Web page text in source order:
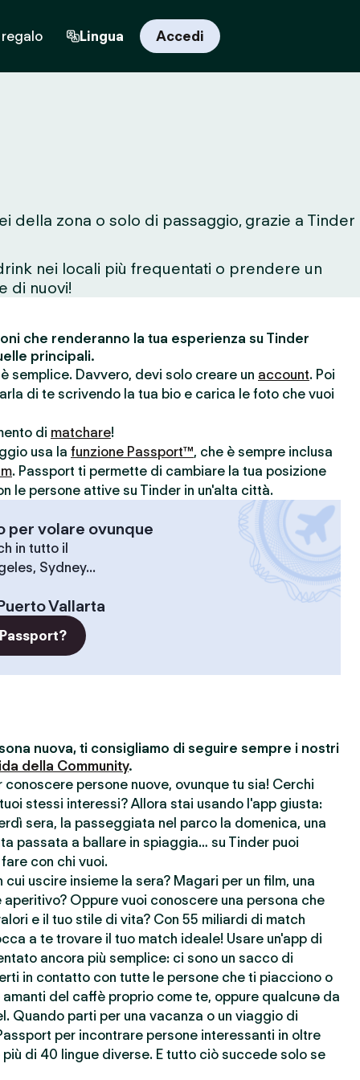
Lingua Accedi
della zona o solo di passaggio, grazie a Tinder
nei locali più frequentati o prendere un
di nuovi!
che renderanno la tua esperienza su Tinder
principali.
semplice. Davvero, devi solo creare un account. Poi
di te scrivendo la tua bio e carica le foto che vuoi
di matchare!
usa la funzione Passport™, che è sempre inclusa
. Passport ti permette di cambiare la tua posizione
le persone attive su Tinder in un'alta città.
per volare ovunque
in tutto il
Sydney...
Vallarta
nuova, ti consigliamo di seguire sempre i nostri
della Community.
persone nuove, ovunque tu sia! Cerchi
stessi interessi? Allora stai usando l'app giusta:
sera, la passeggiata nel parco la domenica, una
passata a ballare in spiaggia… su Tinder puoi
con chi vuoi.
uscire insieme la sera? Magari per un film, una
aperitivo? Oppure vuoi conoscere una persona che
e il tuo stile di vita? Con 55 miliardi di match
a te trovare il tuo match ideale! Usare un'app di
ancora più semplice: ci sono un sacco di
in contatto con tutte le persone che ti piacciono o
del caffè proprio come te, oppure qualcunə da
Quando parti per una vacanza o un viaggio di
per incontrare persone interessanti in oltre
di 40 lingue diverse. E tutto ciò succede solo se